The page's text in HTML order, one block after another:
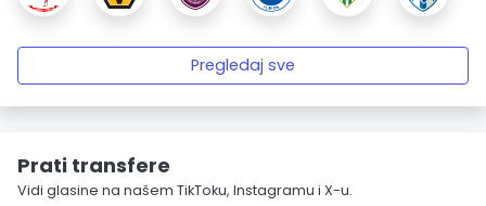
Pregledaj sve
Prati transfere
Vidi glasine na našem TikToku, Instagramu i X-u.